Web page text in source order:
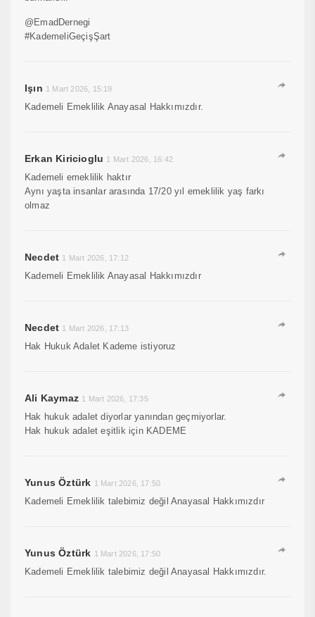
@EmadDernegi
#KademeliGeçişŞart
Işın 1 Mart 2026, 15:19
Kademeli Emeklilik Anayasal Hakkımızdır.
Erkan Kiricioglu 1 Mart 2026, 16:42
Kademeli emeklilik haktır
Aynı yaşta insanlar arasında 17/20 yıl emeklilik yaş farkı
olmaz
Necdet 1 Mart 2026, 17:12
Kademeli Emeklilik Anayasal Hakkımızdır
Necdet 1 Mart 2026, 17:13
Hak Hukuk Adalet Kademe istiyoruz
Ali Kaymaz 1 Mart 2026, 17:35
Hak hukuk adalet diyorlar yanından geçmiyorlar.
Hak hukuk adalet eşitlik için KADEME
Yunus Öztürk 1 Mart 2026, 17:50
Kademeli Emeklilik talebimiz değil Anayasal Hakkımızdır
Yunus Öztürk 1 Mart 2026, 17:50
Kademeli Emeklilik talebimiz değil Anayasal Hakkımızdır.